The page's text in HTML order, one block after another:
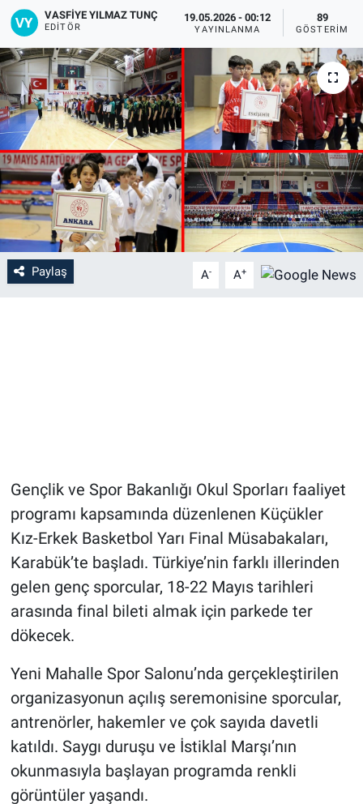
VASFIYE YILMAZ TUNÇ
EDITÖR
19.05.2026 - 00:12
YAYINLANMA
89
GÖSTERIM
Paylaş A- A+
Gençlik ve Spor Bakanlığı Okul Sporları faaliyet
programı kapsamında düzenlenen Küçükler
Kız-Erkek Basketbol Yarı Final Müsabakaları,
Karabük’te başladı. Türkiye’nin farklı illerinden
gelen genç sporcular, 18-22 Mayıs tarihleri
arasında final bileti almak için parkede ter
dökecek.
Yeni Mahalle Spor Salonu’nda gerçekleştirilen
organizasyonun açılış seremonisine sporcular,
antrenörler, hakemler ve çok sayıda davetli
katıldı. Saygı duruşu ve İstiklal Marşı’nın
okunmasıyla başlayan programda renkli
görüntüler yaşandı.